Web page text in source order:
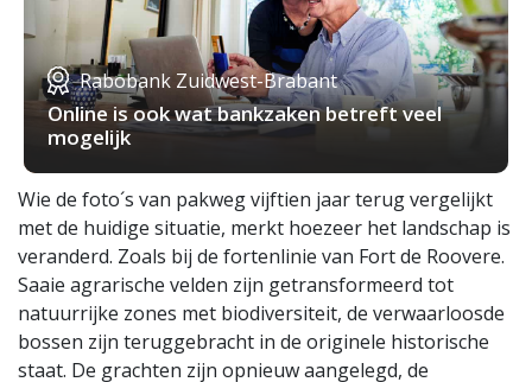
Rabobank Zuidwest-Brabant
Online is ook wat bankzaken betreft veel
mogelijk
Wie de foto´s van pakweg vijftien jaar terug vergelijkt
met de huidige situatie, merkt hoezeer het landschap is
veranderd. Zoals bij de fortenlinie van Fort de Roovere.
Saaie agrarische velden zijn getransformeerd tot
natuurrijke zones met biodiversiteit, de verwaarloosde
bossen zijn teruggebracht in de originele historische
staat. De grachten zijn opnieuw aangelegd, de